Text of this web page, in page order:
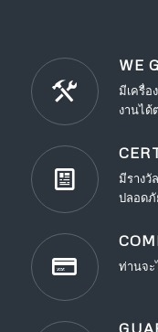
WE
มีเครื่อ
งานไ
มีรางวั
ปลอด
ท่านจ